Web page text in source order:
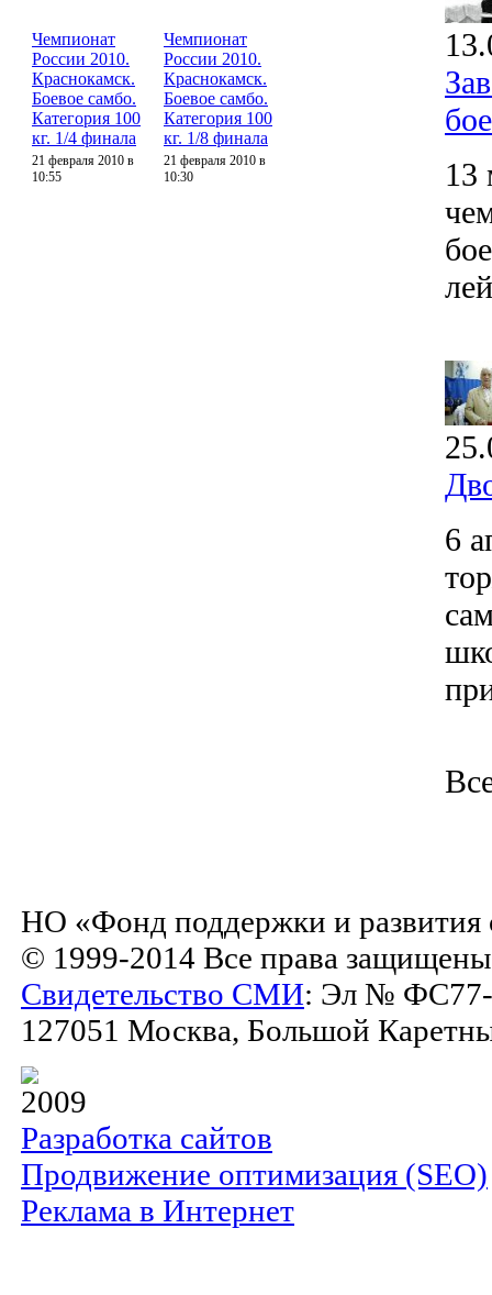
Чемпионат
России 2010.
Краснокамск.
Боевое самбо.
Категория 100
кг. 1/4 финала
21 февраля 2010 в
10:55
Чемпионат
России 2010.
Краснокамск.
Боевое самбо.
Категория 100
кг. 1/8 финала
21 февраля 2010 в
10:30
13
6
НО «Фонд поддержки и развития
© 1999-2014 Все права
Свидетельство СМИ: Эл № ФС77-
127051 Москва, Большой
2009
Разработка сайтов
Продвижение оптимизация (SEO)
Реклама в Интернет